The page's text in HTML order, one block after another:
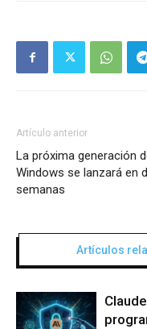
Artículo anterior
La próxima generación
Windows se lanzará en
semanas
Artículos